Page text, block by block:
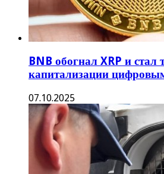
Вопрос об экстрадиции
в Высокий суд